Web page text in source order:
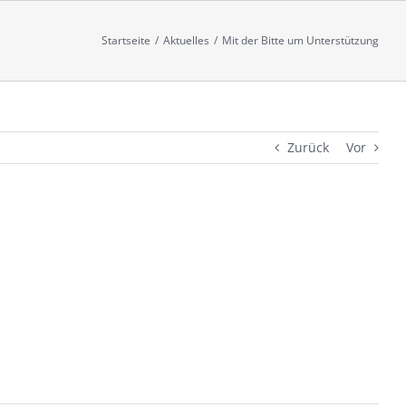
Startseite / Aktuelles / Mit der Bitte um Unterstützung
Zurück Vor